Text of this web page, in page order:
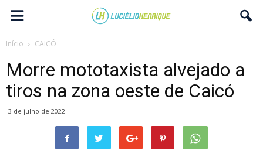
Início CAICÓ
Morre mototaxista alvejado a
tiros na zona oeste de Caicó
3 de julho de 2022